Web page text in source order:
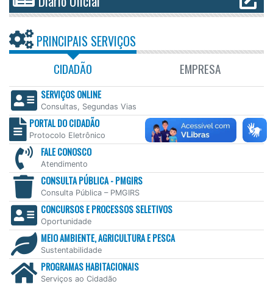
PRINCIPAIS SERVIÇOS
CIDADÃO EMPRESA
SERVIÇOS ONLINE
Consultas, Segundas Vias
PORTAL DO CIDADÃO
Protocolo Eletrônico
FALE CONOSCO
Atendimento
CONSULTA PÚBLICA - PMGIRS
Consulta Pública – PMGIRS
CONCURSOS E PROCESSOS SELETIVOS
Oportunidade
MEIO AMBIENTE, AGRICULTURA E PESCA
Sustentabilidade
PROGRAMAS HABITACIONAIS
Serviços ao Cidadão